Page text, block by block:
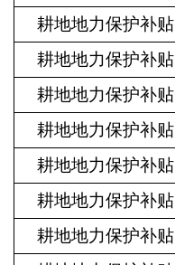
耕地地力保护补贴
耕地地力保护补贴
耕地地力保护补贴
耕地地力保护补贴
耕地地力保护补贴
耕地地力保护补贴
耕地地力保护补贴